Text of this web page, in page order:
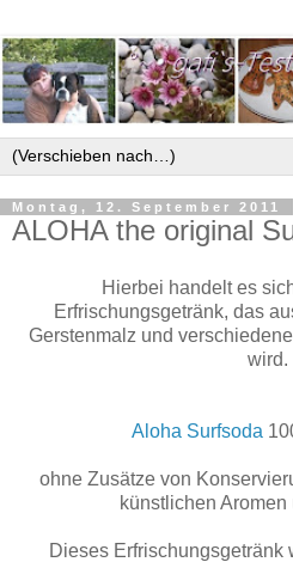
Montag, 12. September 2011
ALOHA the original
Hierbei handelt es
Erfrischungsgetränk, das
Gerstenmalz und
wird.
Aloha Surfsoda
ohne Zusätze von
künstlichen
Dieses Erfrischungsgetränk